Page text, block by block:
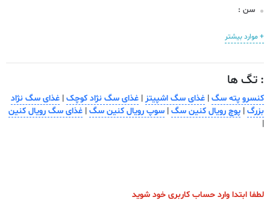
سن :
بافت : پته(چرخ شده)
+ موارد بیشتر
: تگ ها
کنسرو پته سگ | غذای سگ اشپیتز | غذای سگ نژاد کوچک | غذای سگ نژاد
بزرگ | پوچ رویال کنین سگ | سوپ رویال کنین سگ | غذای سگ رویال کنین
|
لطفا ابتدا وارد حساب کاربری خود شوید